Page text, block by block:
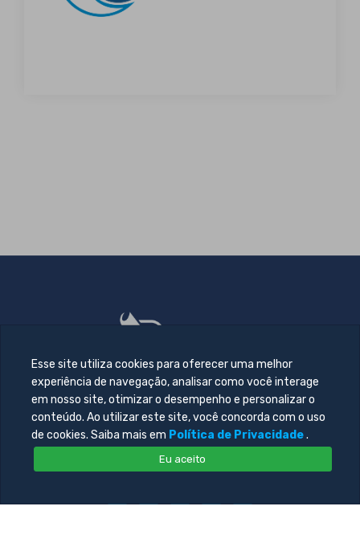
Esse site utiliza cookies para oferecer uma melhor
experiência de navegação, analisar como você interage
em nosso site, otimizar o desempenho e personalizar o
conteúdo. Ao utilizar este site, você concorda com o uso
de cookies. Saiba mais em Política de Privacidade .
Eu aceito